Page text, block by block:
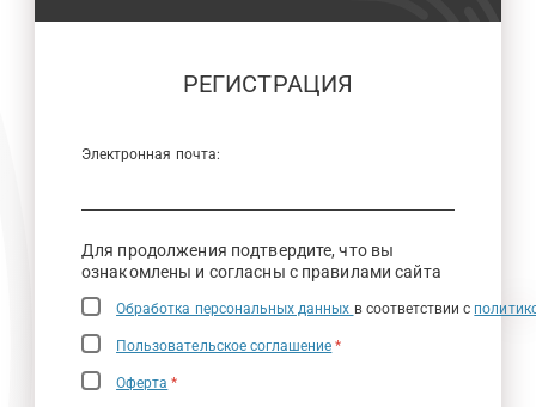
РЕГИСТРАЦИЯ
Электронная почта:
Для продолжения подтвердите, что вы
ознакомлены и согласны с правилами сайта
Обработка персональных данных в соответствии с
Пользовательское соглашение *
Оферта *